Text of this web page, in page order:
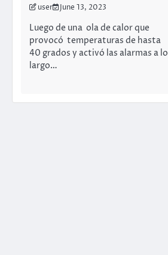
user June 13, 2023
Luego de una ola de calor que
provocó temperaturas de hasta
40 grados y activó las alarmas a lo
largo…